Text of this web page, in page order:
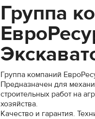
Группа
Группа компаний
Предназначен для
строительных работ на
хозяйства.
Качество и гарантия.